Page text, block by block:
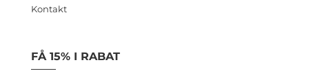
Kontakt
FÅ 15% I RABAT